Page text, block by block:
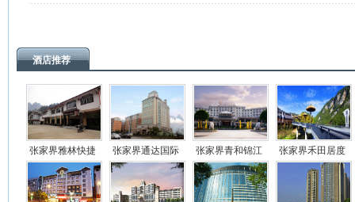
酒店推荐
张家界雅林快捷
酒店
张家界通达国际
张家界青和锦江
国际酒店
张家界禾田居度
假酒店